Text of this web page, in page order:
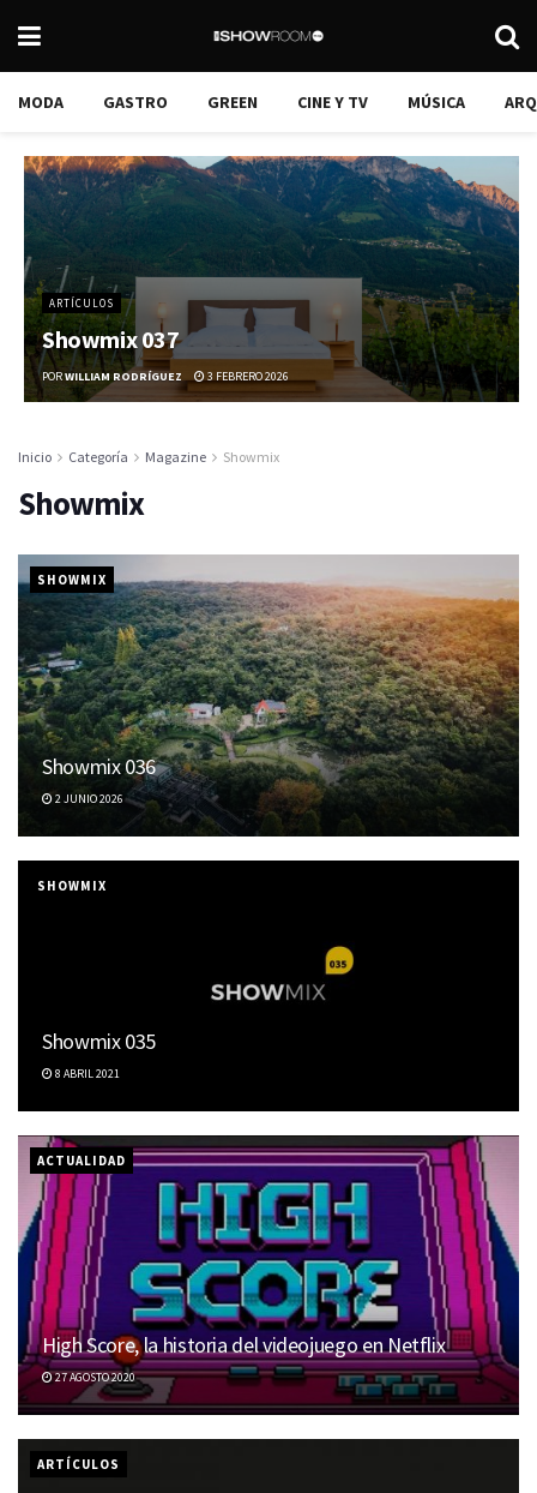
MODA GASTRO GREEN CINE Y TV MÚSICA
ARTÍCULOS
Showmix 037
PORWILLIAM RODRÍGUEZ 3 FEBRERO 2026
Inicio Categoría Magazine Showmix
Showmix
SHOWMIX
Showmix 036
2 JUNIO 2026
SHOWMIX
Showmix 035
8 ABRIL 2021
ACTUALIDAD
High Score, la historia del videojuego en Netflix
27 AGOSTO 2020
ARTÍCULOS